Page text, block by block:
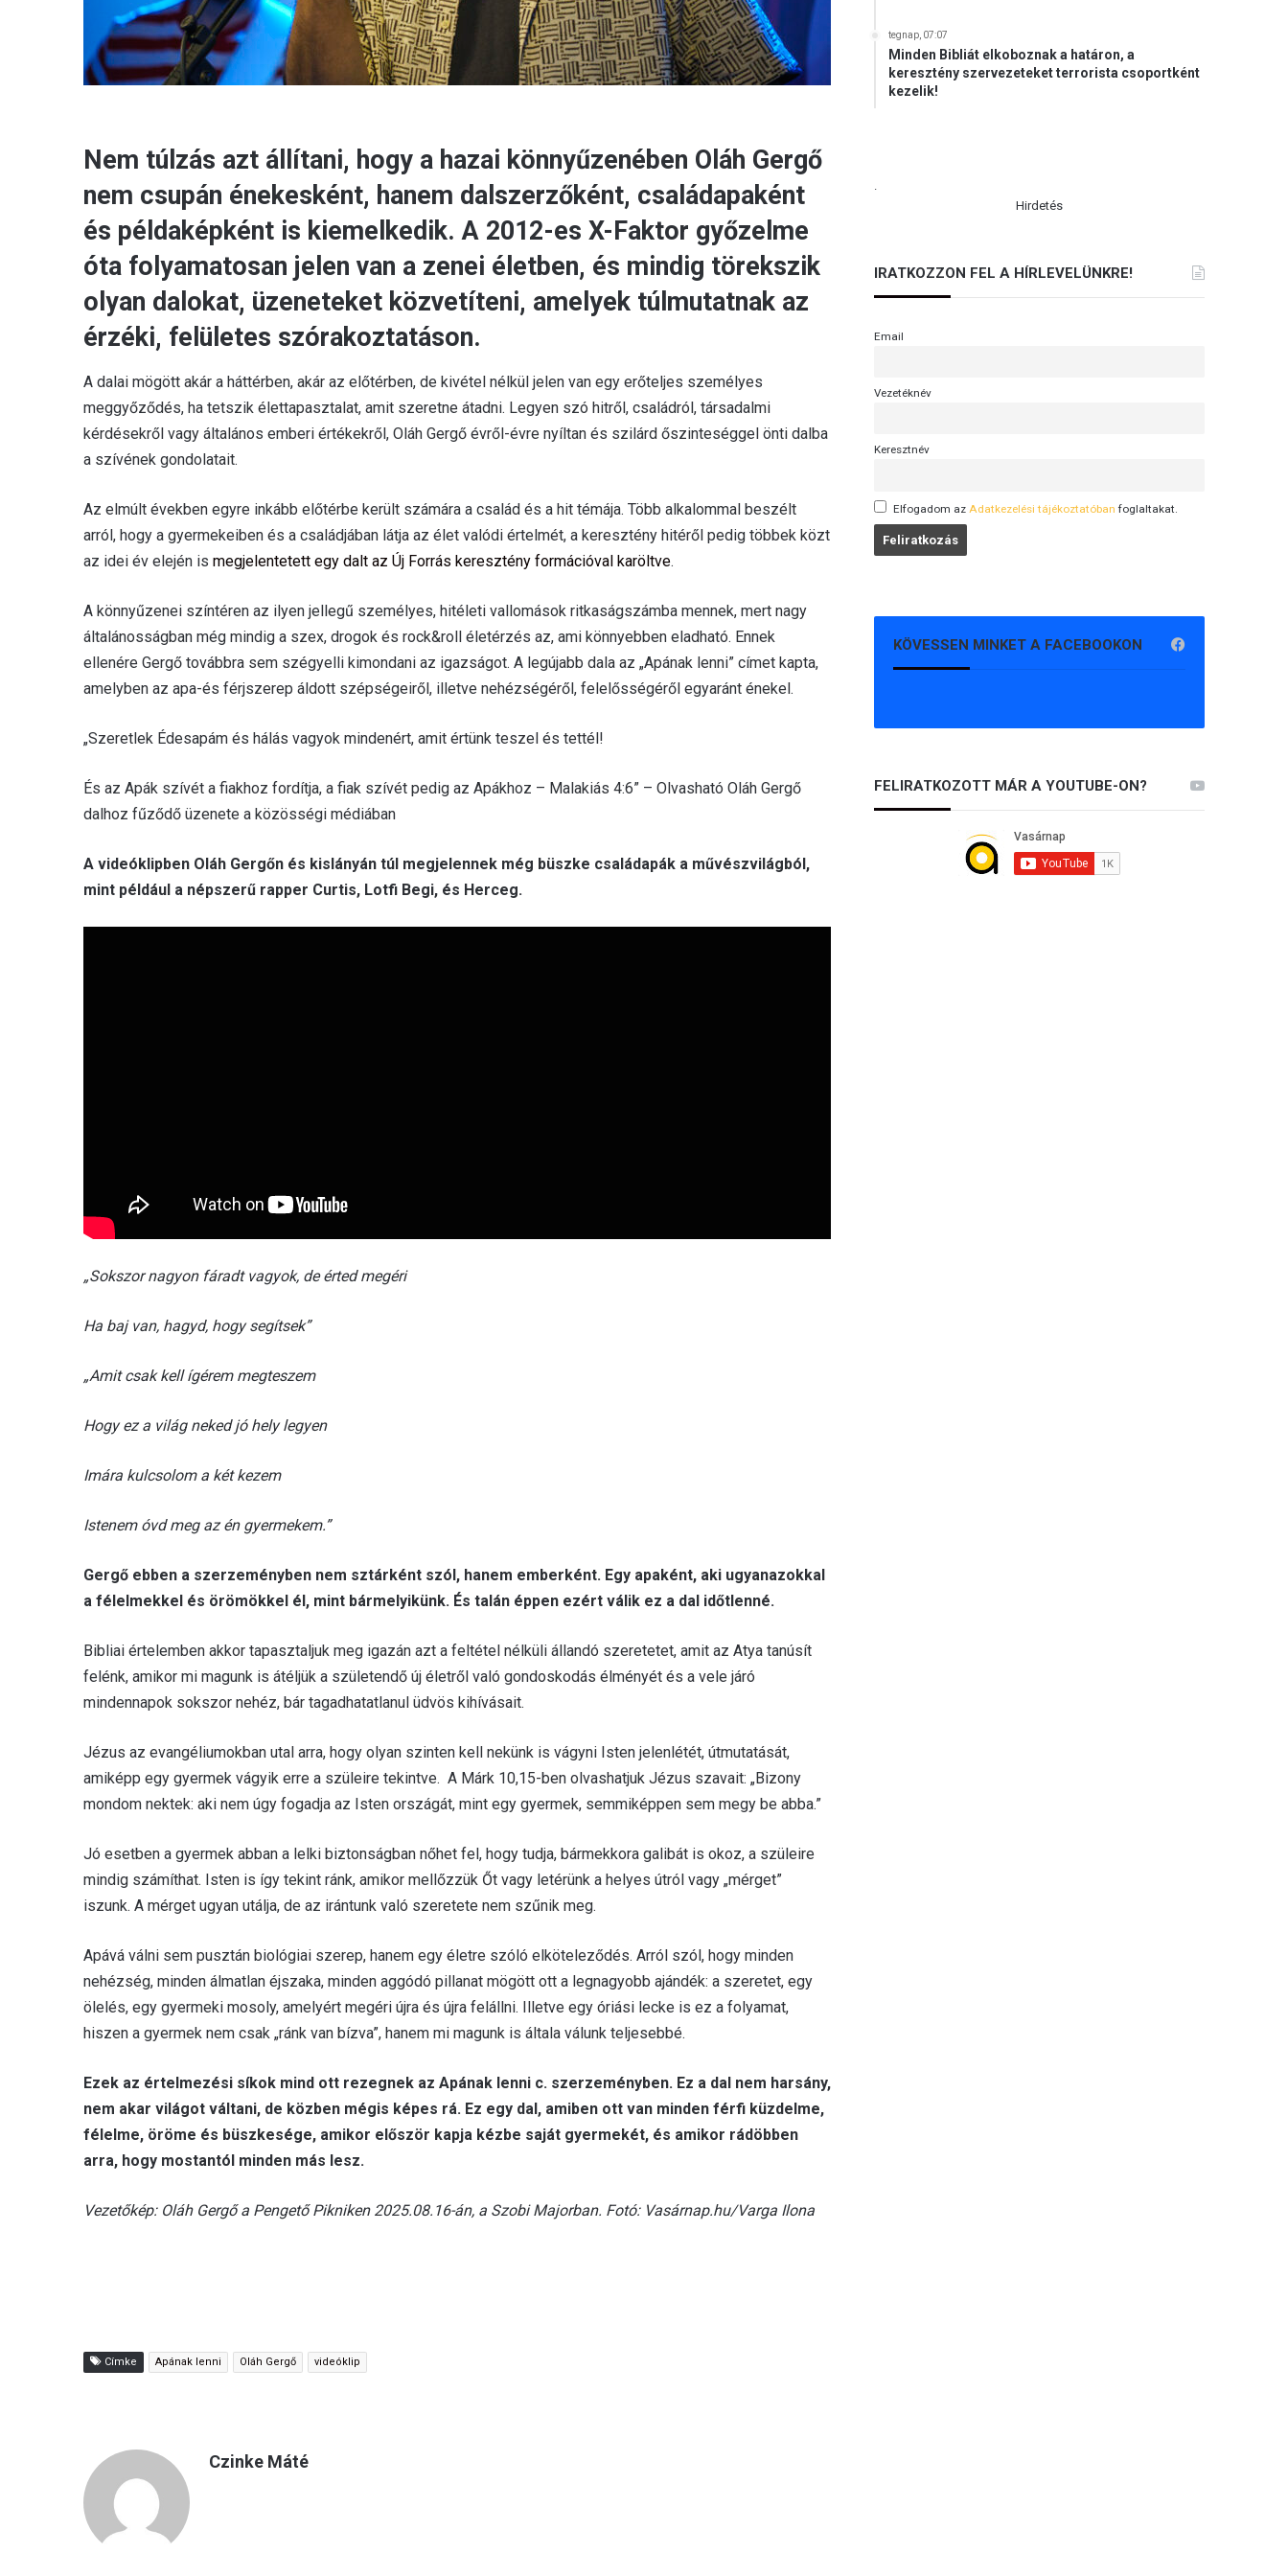
Nem túlzás azt állítani, hogy a hazai könnyűzenében Oláh Gergő
nem csupán énekesként, hanem dalszerzőként, családapaként
és példaképként is kiemelkedik. A 2012-es X-Faktor győzelme
óta folyamatosan jelen van a zenei életben, és mindig törekszik
olyan dalokat, üzeneteket közvetíteni, amelyek túlmutatnak az
érzéki, felületes szórakoztatáson.
A dalai mögött akár a háttérben, akár az előtérben, de kivétel nélkül jelen van egy erőteljes személyes
meggyőződés, ha tetszik élettapasztalat, amit szeretne átadni. Legyen szó hitről, családról, társadalmi
kérdésekről vagy általános emberi értékekről, Oláh Gergő évről-évre nyíltan és szilárd őszinteséggel önti dalba
a szívének gondolatait.
Az elmúlt években egyre inkább előtérbe került számára a család és a hit témája. Több alkalommal beszélt
arról, hogy a gyermekeiben és a családjában látja az élet valódi értelmét, a keresztény hitéről pedig többek közt
az idei év elején is megjelentetett egy dalt az Új Forrás keresztény formációval karöltve.
A könnyűzenei színtéren az ilyen jellegű személyes, hitéleti vallomások ritkaságszámba mennek, mert nagy
általánosságban még mindig a szex, drogok és rock&roll életérzés az, ami könnyebben eladható. Ennek
ellenére Gergő továbbra sem szégyelli kimondani az igazságot. A legújabb dala az „Apának lenni” címet kapta,
amelyben az apa-és férjszerep áldott szépségeiről, illetve nehézségéről, felelősségéről egyaránt énekel.
„Szeretlek Édesapám és hálás vagyok mindenért, amit értünk teszel és tettél!
És az Apák szívét a fiakhoz fordítja, a fiak szívét pedig az Apákhoz – Malakiás 4:6” – Olvasható Oláh Gergő
dalhoz fűződő üzenete a közösségi médiában
A videóklipben Oláh Gergőn és kislányán túl megjelennek még büszke családapák a művészvilágból,
mint például a népszerű rapper Curtis, Lotfi Begi, és Herceg.
„Sokszor nagyon fáradt vagyok, de érted megéri
Ha baj van, hagyd, hogy segítsek”
„Amit csak kell ígérem megteszem
Hogy ez a világ neked jó hely legyen
Imára kulcsolom a két kezem
Istenem óvd meg az én gyermekem.”
Gergő ebben a szerzeményben nem sztárként szól, hanem emberként. Egy apaként, aki ugyanazokkal
a félelmekkel és örömökkel él, mint bármelyikünk. És talán éppen ezért válik ez a dal időtlenné.
Bibliai értelemben akkor tapasztaljuk meg igazán azt a feltétel nélküli állandó szeretetet, amit az Atya tanúsít
felénk, amikor mi magunk is átéljük a születendő új életről való gondoskodás élményét és a vele járó
mindennapok sokszor nehéz, bár tagadhatatlanul üdvös kihívásait.
Jézus az evangéliumokban utal arra, hogy olyan szinten kell nekünk is vágyni Isten jelenlétét, útmutatását,
amiképp egy gyermek vágyik erre a szüleire tekintve. A Márk 10,15-ben olvashatjuk Jézus szavait: „Bizony
mondom nektek: aki nem úgy fogadja az Isten országát, mint egy gyermek, semmiképpen sem megy be abba.”
Jó esetben a gyermek abban a lelki biztonságban nőhet fel, hogy tudja, bármekkora galibát is okoz, a szüleire
mindig számíthat. Isten is így tekint ránk, amikor mellőzzük Őt vagy letérünk a helyes útról vagy „mérget”
iszunk. A mérget ugyan utálja, de az irántunk való szeretete nem szűnik meg.
Apává válni sem pusztán biológiai szerep, hanem egy életre szóló elköteleződés. Arról szól, hogy minden
nehézség, minden álmatlan éjszaka, minden aggódó pillanat mögött ott a legnagyobb ajándék: a szeretet, egy
ölelés, egy gyermeki mosoly, amelyért megéri újra és újra felállni. Illetve egy óriási lecke is ez a folyamat,
hiszen a gyermek nem csak „ránk van bízva”, hanem mi magunk is általa válunk teljesebbé.
Ezek az értelmezési síkok mind ott rezegnek az Apának lenni c. szerzeményben. Ez a dal nem harsány,
nem akar világot váltani, de közben mégis képes rá. Ez egy dal, amiben ott van minden férfi küzdelme,
félelme, öröme és büszkesége, amikor először kapja kézbe saját gyermekét, és amikor rádöbben
arra, hogy mostantól minden más lesz.
Vezetőkép: Oláh Gergő a Pengető Pikniken 2025.08.16-án, a Szobi Majorban. Fotó: Vasárnap.hu/Varga Ilona
Címke Apának lenni Oláh Gergő videóklip
Czinke Máté
tegnap, 07:07
Minden Bibliát elkoboznak a határon, a
keresztény szervezeteket terrorista csoportként
kezelik!
.
Hirdetés
IRATKOZZON FEL A HÍRLEVELÜNKRE!
Email
Vezetéknév
Keresztnév
Elfogadom az Adatkezelési tájékoztatóban foglaltakat.
KÖVESSEN MINKET A FACEBOOKON
FELIRATKOZOTT MÁR A YOUTUBE-ON?